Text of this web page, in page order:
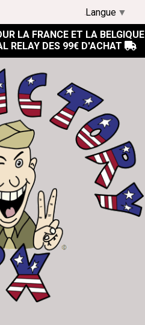
LA FRANCE ET LA BELGIQUE
RELAY DES 99€ D'ACHAT 
Langue ▼